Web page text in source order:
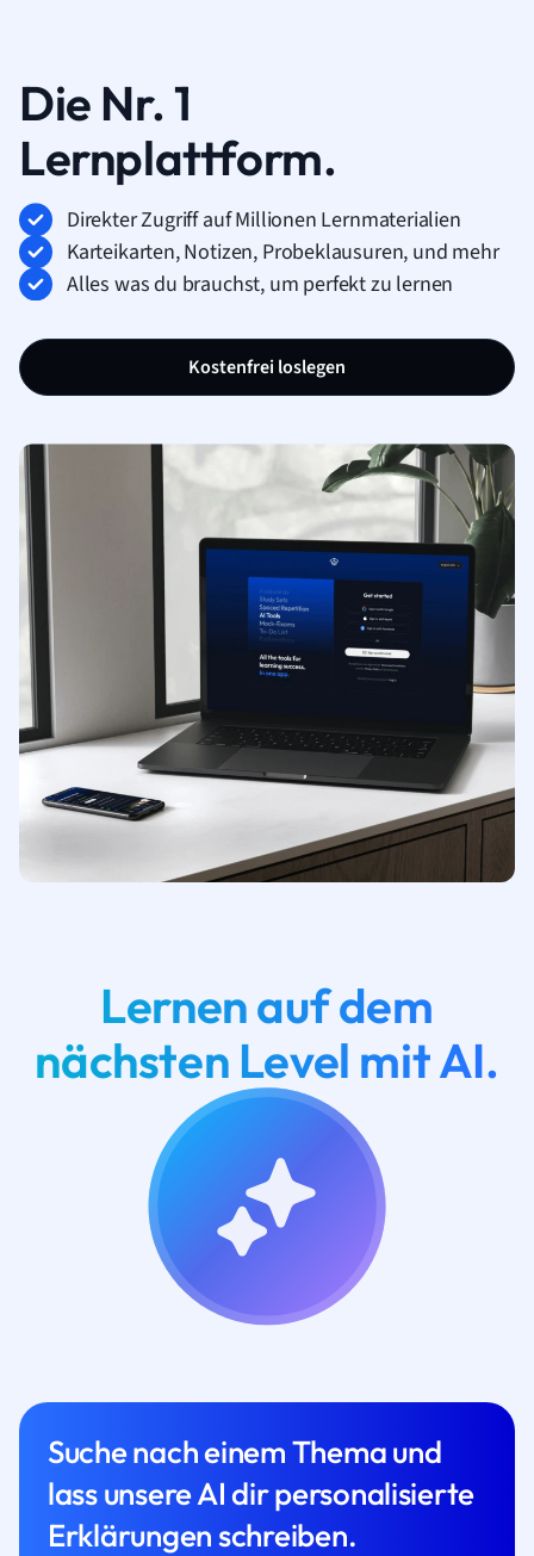
Die Nr. 1
Lernplattform.
Direkter Zugriff auf Millionen Lernmaterialien
Karteikarten, Notizen, Probeklausuren, und mehr
Alles was du brauchst, um perfekt zu lernen
Kostenfrei loslegen
Lernen auf dem
nächsten Level mit AI.
Suche nach einem Thema und
lass unsere AI dir personalisierte
Erklärungen schreiben.